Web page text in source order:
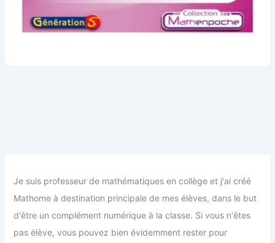
Je suis professeur de mathématiques en collège et j'ai créé
Mathome à destination principale de mes élèves, dans le but
d'être un complément numérique à la classe. Si vous n'êtes
pas élève, vous pouvez bien évidemment rester pour